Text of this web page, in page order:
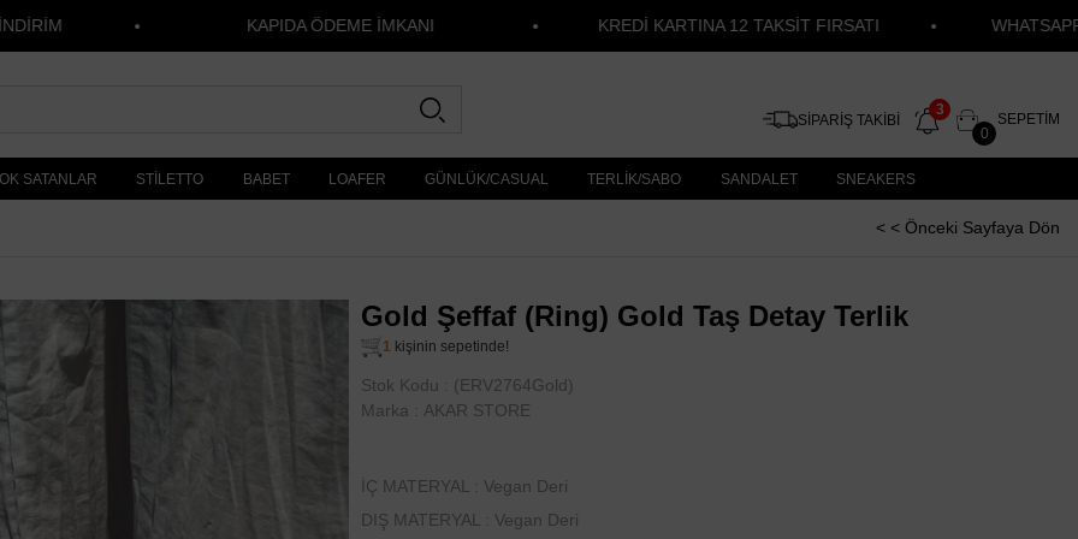
KAPIDA ÖDEME İMKANI KREDİ KARTINA 12 TAKSİT FIRSATI WHATSAPP
SİPARİŞ TAKİBİ
SEPETIM
0
SATANLAR STİLETTO BABET LOAFER GÜNLÜK/CASUAL TERLİK/SABO SANDALET SNEAKERS
< < Önceki Sayfaya Dön
Gold Şeffaf (Ring) Gold Taş Detay Terlik
1kişinin sepetinde!
Stok Kodu
(ERV2764Gold)
Marka
AKAR STORE
İÇ MATERYAL : Vegan Deri
DIŞ MATERYAL : Vegan Deri